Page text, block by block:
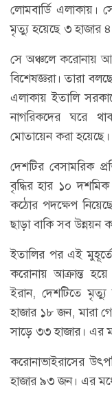
লোমবার্ডি এলাকায়।
মৃত্যু হয়েছে ৩ হাজার
সে অঞ্চলে করোনায়
বিশেষজ্ঞরা। তারা
এলাকায় ইতালি
নাগরিকদের ঘরে
মোতায়েন করা হয়েছে।
দেশটির বেসামরিক
বৃদ্ধির হার ১০
কঠোর পদক্ষেপ
ছাড়া বাকি সব উন্নয়ন
ইতালির পর এই
করোনায় আক্রান্ত
ইরান, দেশটিতে মৃত্যু
হাজার ১৮ জন, মারা
সাড়ে ৩৩ হাজার। এর
করোনাভাইরাসের
হাজার ৯৩ জন। এর